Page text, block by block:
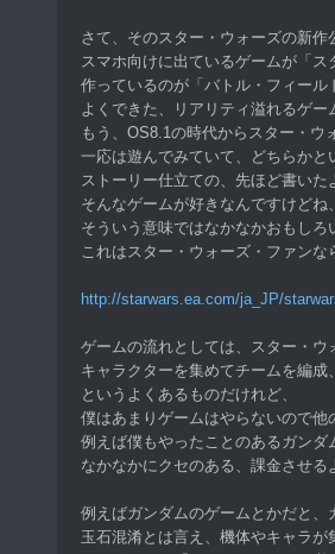
さて、そのスター・ウォーズの新作
スマホ向けに出ているゲームが「ス
作っているのが「バトル・フィール
よくできた、リアリティ溢れるゲー
もう、OS8.1の時代からスター・ウ
一応は遊んでみていて、どちらかと
ストーリー仕立ての、先ほど書い
そんなゲームが好きなんですけどね、
そういう意味ではなかなかおもしろ
これはスター・ウォーズ・ファンな
http://starwars.ea.com/ja_JP/
ゲームの流れとしては、スター・ウ
キャラクターを集めてチームを編成
というよくあるものだけれど、
僕はあまりゲームはやらないので他
例えば僕もやったことのあるガンダ
なかなかにクセのある、課金させ
例えばガンダムのゲームとかだと、
玉石混淆とは言え、機体やキャラが